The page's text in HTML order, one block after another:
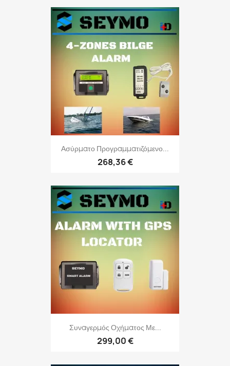
Ασύρματο Προγραμματιζόμενο...
268,36 €
Συναγερμός Οχήματος Με...
299,00 €